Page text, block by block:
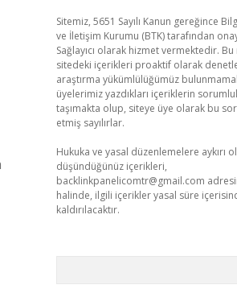
Sitemiz, 5651 Sayılı Kanun gereğince
ve İletişim Kurumu (BTK) tarafından
Sağlayıcı olarak hizmet vermektedir.
sitedeki içerikleri proaktif olarak
araştırma yükümlülüğümüz
üyelerimiz yazdıkları içeriklerin
taşımakta olup, siteye üye olarak bu
etmiş sayılırlar.
Hukuka ve yasal düzenlemelere aykırı
düşündüğünüz içerikleri,
backlinkpanelicomtr@gmail.com
halinde, ilgili içerikler yasal süre
kaldırılacaktır.